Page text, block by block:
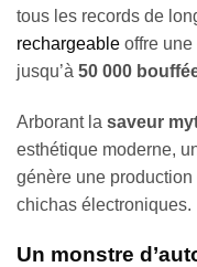
tous les records de
rechargeable offre
jusqu’à 50 000
Arborant la saveur
esthétique moderne,
génère une
chichas électroniques.
Un monstre